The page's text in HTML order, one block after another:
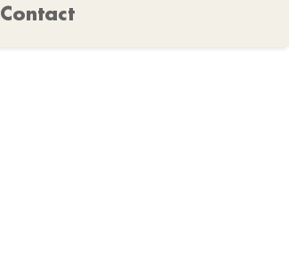
Contact